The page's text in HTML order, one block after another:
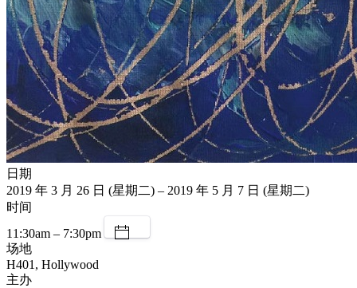
日期
2019 年 3 月 26 日 (星期二) – 2019 年 5 月 7 日 (星期二)
时间
11:30am – 7:30pm
场地
H401, Hollywood
主办